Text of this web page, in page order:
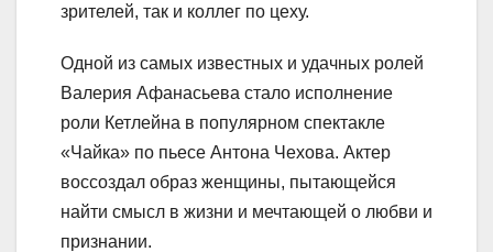
зрителей, так и коллег по цеху.
Одной из самых известных и удачных ролей
Валерия Афанасьева стало исполнение
роли Кетлейна в популярном спектакле
«Чайка» по пьесе Антона Чехова. Актер
воссоздал образ женщины, пытающейся
найти смысл в жизни и мечтающей о любви и
признании.